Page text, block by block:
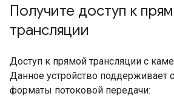
Получите доступ к
трансляции
Доступ к прямой трансляции с
Данное устройство поддерживает
форматы потоковой передачи: